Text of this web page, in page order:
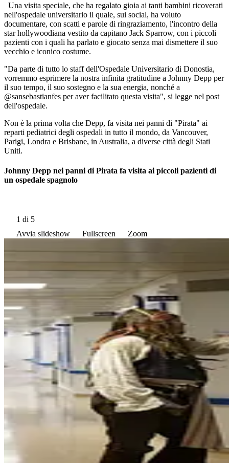
Una visita speciale, che ha regalato gioia ai tanti bambini ricoverati
nell'ospedale universitario il quale, sui social, ha voluto
documentare, con scatti e parole di ringraziamento, l'incontro della
star hollywoodiana vestito da capitano Jack Sparrow, con i piccoli
pazienti con i quali ha parlato e giocato senza mai dismettere il suo
vecchio e iconico costume.
"Da parte di tutto lo staff dell'Ospedale Universitario di Donostia,
vorremmo esprimere la nostra infinita gratitudine a Johnny Depp per
il suo tempo, il suo sostegno e la sua energia, nonché a
@sansebastianfes per aver facilitato questa visita", si legge nel post
dell'ospedale.
Non è la prima volta che Depp, fa visita nei panni di "Pirata" ai
reparti pediatrici degli ospedali in tutto il mondo, da Vancouver,
Parigi, Londra e Brisbane, in Australia, a diverse città degli Stati
Uniti.
Johnny Depp nei panni di Pirata fa visita ai piccoli pazienti di
un ospedale spagnolo
1 di 5
Avvia slideshow
Fullscreen Zoom